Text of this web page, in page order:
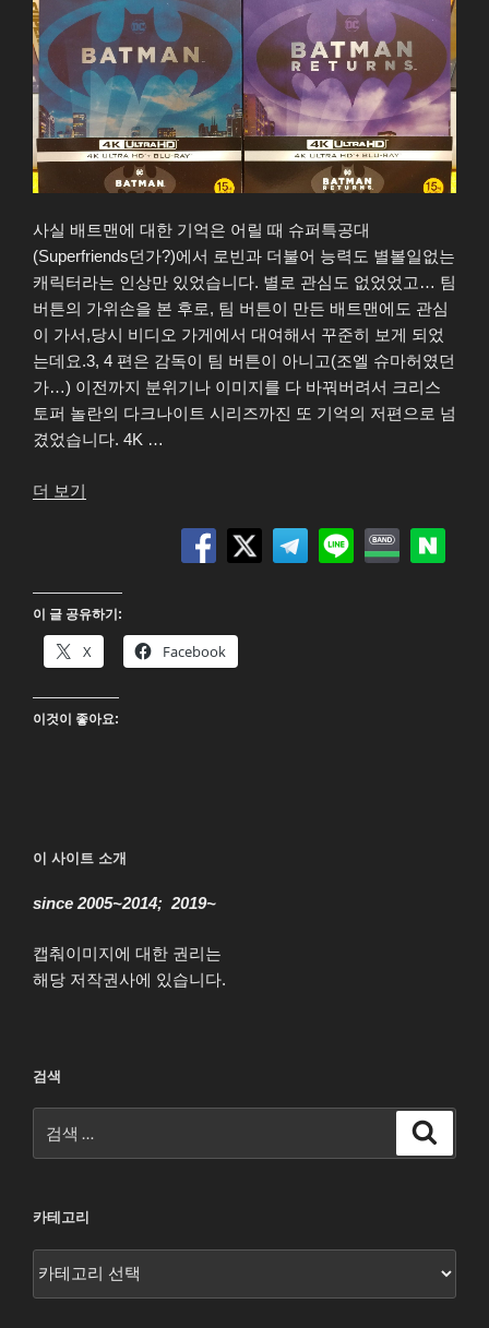
사실 배트맨에 대한 기억은 어릴 때 슈퍼특공대
(Superfriends던가?)에서 로빈과 더불어 능력도 별볼일없는
캐릭터라는 인상만 있었습니다. 별로 관심도 없었었고… 팀
버튼의 가위손을 본 후로, 팀 버튼이 만든 배트맨에도 관심
이 가서,당시 비디오 가게에서 대여해서 꾸준히 보게 되었
는데요.3, 4 편은 감독이 팀 버튼이 아니고(조엘 슈마허였던
가…) 이전까지 분위기나 이미지를 다 바꿔버려서 크리스
토퍼 놀란의 다크나이트 시리즈까진 또 기억의 저편으로 넘
겼었습니다. 4K …
더 보기
UHD”
이 글 공유하기:
X Facebook
이것이 좋아요:
이 사이트 소개
since 2005~2014; 2019~
캡춰이미지에 대한 권리는
해당 저작권사에 있습니다.
검색
색:
카테고리